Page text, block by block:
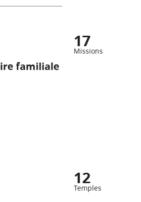
17
Missions
familiale
12
Temples